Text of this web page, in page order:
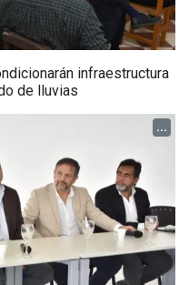
infraestructura
de lluvias
...